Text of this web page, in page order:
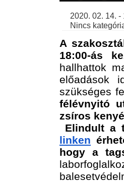
Nincs
A
18:00-ás
hallhattok
előadások
szükséges
félévnyitó
zsíros
Elindult a
linken
hogy a